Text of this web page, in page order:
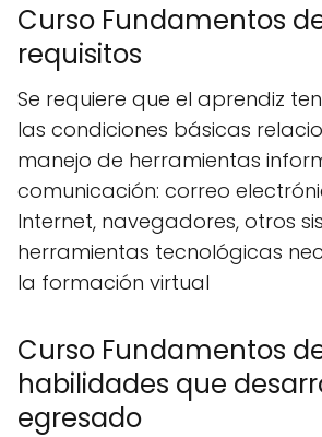
Curso Fundamentos
requisitos
Se requiere que el aprendiz
las condiciones básicas
manejo de herramientas
comunicación: correo
Internet, navegadores, otros
herramientas tecnológicas
la formación virtual
Curso Fundamentos
habilidades que
egresado